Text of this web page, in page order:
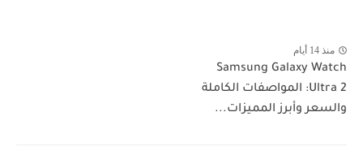
منذ 14 أيام
Samsung Galaxy Watch
Ultra 2: المواصفات الكاملة
والسعر وأبرز المميزات...